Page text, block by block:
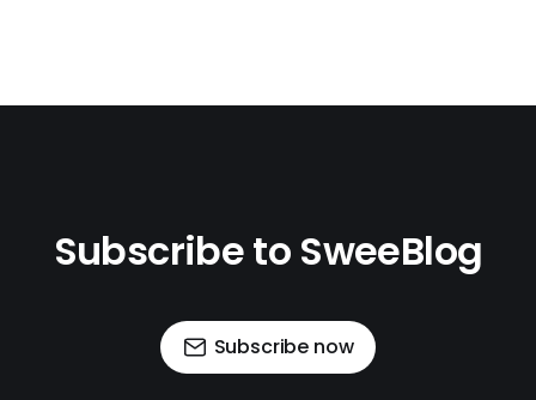
Subscribe to SweeBlog
Subscribe now